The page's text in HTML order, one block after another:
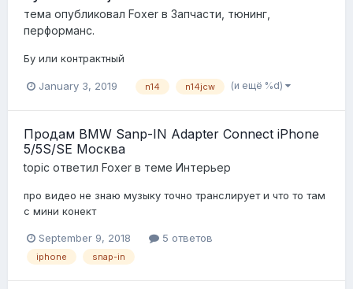
тема опубликовал Foxer в Запчасти, тюнинг,
перформанс.
Бу или контрактный
January 3, 2019 n14 n14jcw (и ещё %d)
Продам BMW Sanp-IN Adapter Connect iPhone
5/5S/SE Москва
topic ответил Foxer в теме Интерьер
про видео не знаю музыку точно транслирует и что то там
с мини конект
September 9, 2018 5 ответов
iphone snap-in